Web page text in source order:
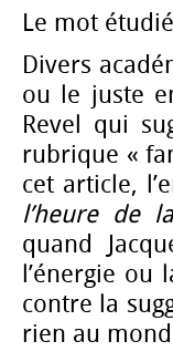
Le mot
Divers
ou le juste
Revel qui
rubrique «
cet article,
l’heure de
quand
l’énergie ou
contre la
rien au